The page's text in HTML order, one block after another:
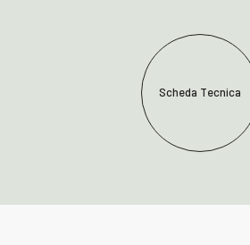
Scheda Tecnica